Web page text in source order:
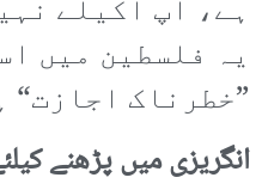
ہے، آپ اکیلے
یہ فلسطین میں
”خطرناک اجازت“
انگریزی میں پڑھنے